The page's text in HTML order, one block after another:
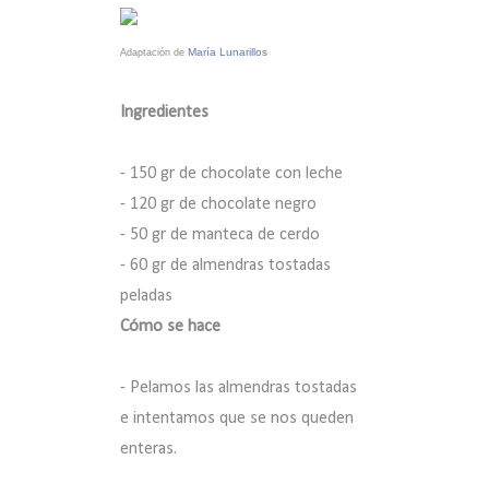
Adaptación de María Lunarillos
Ingredientes
- 150 gr de chocolate con leche
- 120 gr de chocolate negro
- 50 gr de manteca de cerdo
- 60 gr de almendras tostadas
peladas
Cómo se hace
- Pelamos las almendras tostadas
e intentamos que se nos queden
enteras.